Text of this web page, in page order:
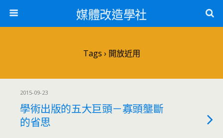
媒體改造學社
Tags › 開放近用
2015-09-23
學術出版的五大巨頭－寡頭壟斷
的省思